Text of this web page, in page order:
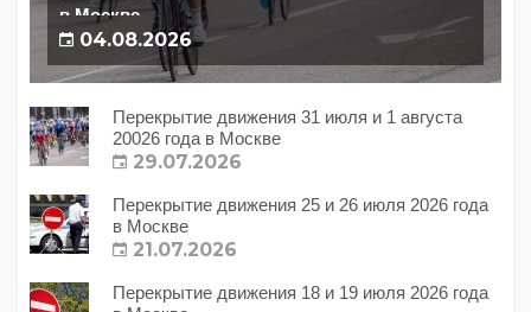
в Москве
04.08.2026
Перекрытие движения 31 июля и 1 августа
20026 года в Москве
29.07.2026
Перекрытие движения 25 и 26 июля 2026 года
в Москве
21.07.2026
Перекрытие движения 18 и 19 июля 2026 года